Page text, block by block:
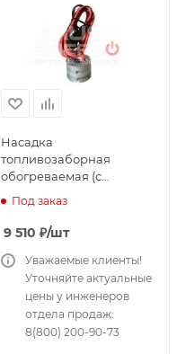
Насадка
топливозаборная
обогреваемая (с
Под заказ
9 510 ₽/шт
Уважаемые клиенты!
Уточняйте актуальные
цены у инженеров
отдела продаж:
8(800) 200-90-73